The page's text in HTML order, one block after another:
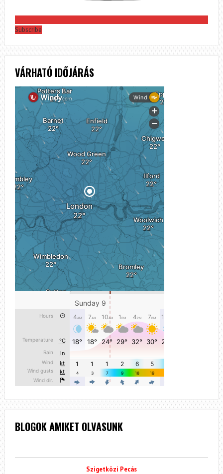
Subscribe
VÁRHATÓ IDŐJÁRÁS
BLOGOK AMIKET OLVASUNK
Szigetközi Pecás